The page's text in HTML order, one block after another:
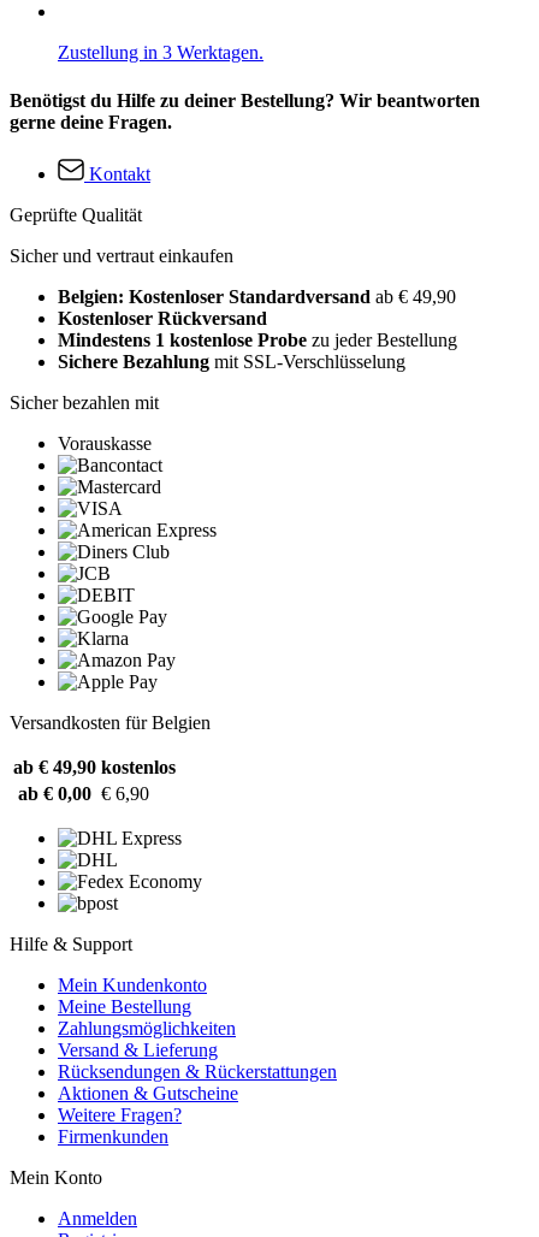
Zustellung in 3 Werktagen.
Benötigst du Hilfe zu deiner Bestellung? Wir beantworten
gerne deine Fragen.
Kontakt
Geprüfte Qualität
Sicher und vertraut einkaufen
Belgien: Kostenloser Standardversand ab € 49,90
Kostenloser Rückversand
Mindestens 1 kostenlose Probe zu jeder Bestellung
Sichere Bezahlung mit SSL-Verschlüsselung
Sicher bezahlen mit
Vorauskasse
Versandkosten für Belgien
ab € 49,90 kostenlos
ab € 0,00 € 6,90
Hilfe & Support
Mein Kundenkonto
Meine Bestellung
Zahlungsmöglichkeiten
Versand & Lieferung
Rücksendungen & Rückerstattungen
Aktionen & Gutscheine
Weitere Fragen?
Firmenkunden
Mein Konto
Anmelden